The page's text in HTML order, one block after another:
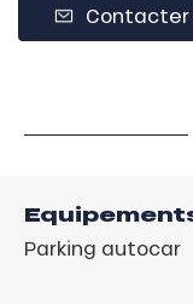
Contacter
Parking autocar